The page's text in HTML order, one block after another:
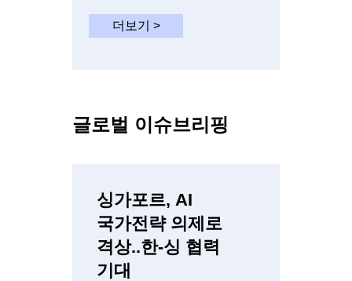
더보기 >
글로벌 이슈브리핑
싱가포르, AI
국가전략 의제로
격상..한-싱 협력
기대